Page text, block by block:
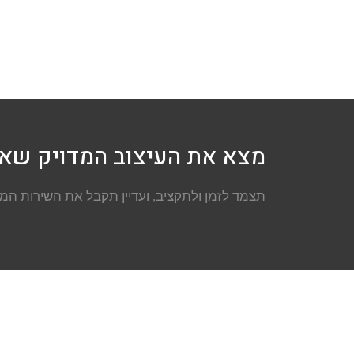
מצא את העיצוב המדויק
תצמד לזמן ולתקציב, ועדיין תקבל את השירות